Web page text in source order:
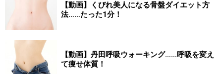
うつむき姿勢は老け見え姿勢
歩いているとき、ふと気がつくと地面ばかり目に入って
【動画】くびれ美人になる骨盤ダイエット方
法……たった1分！
【動画】丹田呼吸ウォーキング……呼吸を変え
て痩せ体質！